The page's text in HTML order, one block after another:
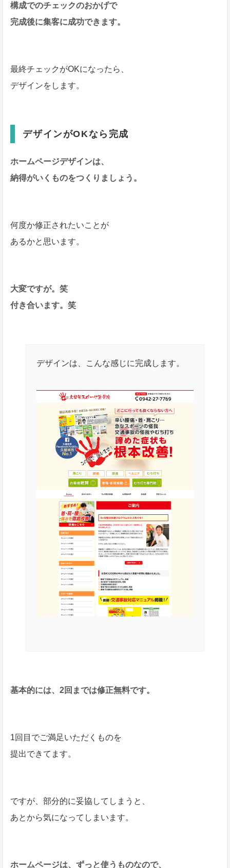
構成でのチェックのおかげで
完成後に集客に成功できます。
最終チェックがOKになったら、
デザインをします。
デザインがOKなら完成
ホームページデザインは、
納得がいくものをつくりましょう。
何度か修正されたいことが
あるかと思います。
大変ですが。笑
付き合います。笑
デザインは、こんな感じに完成します。
基本的には、2回までは修正無料です。
1回目でご満足いただくものを
提出できてます。
ですが、部分的に妥協してしまうと、
あとから気になってしまいます。
ホームページは、ずっと使うものなので、